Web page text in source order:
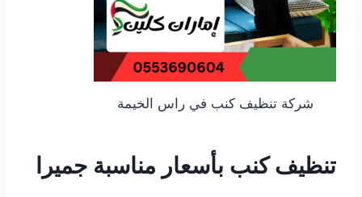
شركة تنظيف كنب في راس الخيمة
تنظيف كنب بأسعار مناسبة جميرا